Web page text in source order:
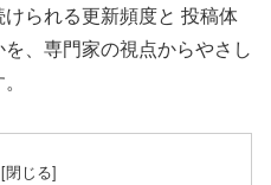
られる更新頻度と 投稿体
、専門家の視点からやさし